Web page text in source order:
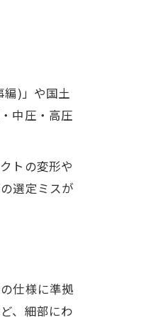
編)」や国土
中圧・高圧
トの変形や
選定ミスが
仕様に準拠
、細部にわ